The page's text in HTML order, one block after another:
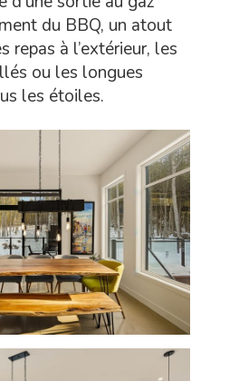
du BBQ, un atout
repas à l’extérieur, les
ou les longues
les étoiles.